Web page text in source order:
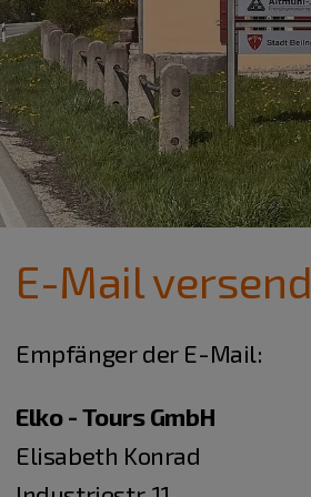
E-Mail
Empfänger der E-Mail:
Elko - Tours GmbH
Elisabeth Konrad